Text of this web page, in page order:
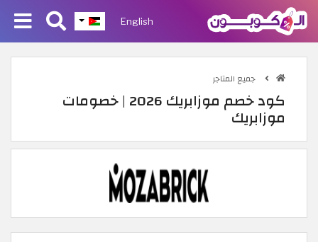
English
جميع المتاجر
كود خصم موزابريك 2026 | خصومات
موزابريك